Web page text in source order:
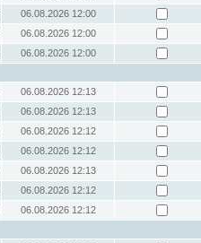
06.08.2026 12:00
06.08.2026 12:00
06.08.2026 12:00
06.08.2026 12:13
06.08.2026 12:13
06.08.2026 12:12
06.08.2026 12:12
06.08.2026 12:13
06.08.2026 12:12
06.08.2026 12:12